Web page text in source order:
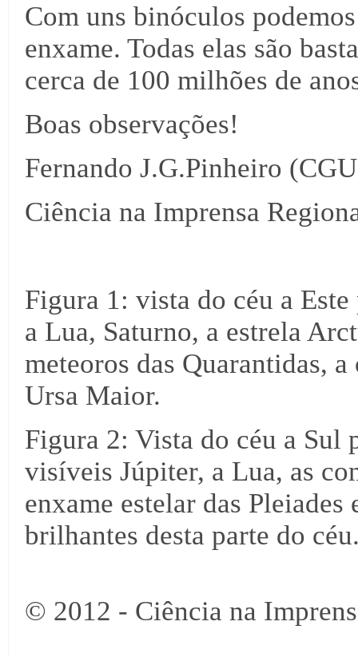
Com uns binóculos
enxame. Todas elas são
cerca de 100 milhões de
Boas observações!
Fernando J.G.Pinheiro
Ciência na Imprensa
Figura 1: vista do céu a
a Lua, Saturno, a estrela
meteoros das Quarantidas,
Ursa Maior.
Figura 2: Vista do céu a Sul
visíveis Júpiter, a Lua, as
enxame estelar das Pleiades
brilhantes desta parte do
© 2012 - Ciência na